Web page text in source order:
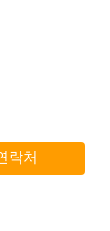
락처